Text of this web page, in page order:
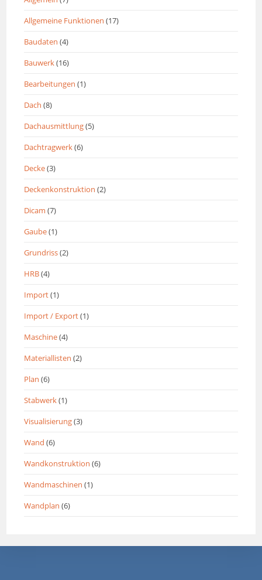
Allgemeine Funktionen (17)
Baudaten (4)
Bauwerk(16)
Bearbeitungen (1)
Dach (8)
Dachausmittlung(5)
Dachtragwerk(6)
Decke(3)
Deckenkonstruktion (2)
Dicam (7)
Gaube(1)
Grundriss(2)
HRB(4)
Import(1)
Import / Export(1)
Maschine(4)
Materiallisten (2)
Plan (6)
Stabwerk(1)
Visualisierung(3)
Wand (6)
Wandkonstruktion (6)
Wandmaschinen (1)
Wandplan (6)